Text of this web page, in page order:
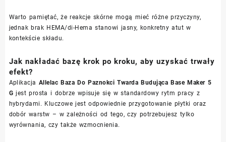
Warto pamiętać, że reakcje skórne mogą mieć różne przyczyny,
jednak brak HEMA/di-Hema stanowi jasny, konkretny atut w
kontekście składu.
Jak nakładać bazę krok po kroku, aby uzyskać trwały
efekt?
Aplikacja Allelac Baza Do Paznokci Twarda Budująca Base Maker 5
Gjest prosta i dobrze wpisuje się w standardowy rytm pracy z
hybrydami. Kluczowe jest odpowiednie przygotowanie płytki oraz
dobór warstw – w zależności od tego, czy potrzebujesz tylko
wyrównania, czy także wzmocnienia.